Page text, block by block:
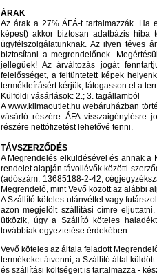
ÁRAK
Az árak a 27% ÁFÁ-t tartalmazzák. Ha
képest) akkor biztosan adatbázis
ügyfélszolgálatunknak. Az ilyen téves
biztosítani a megrendelőnek.
jellegűek! Az árváltozás jogát
felelősséget, a feltüntetett képek
termékleírásért kérjük, látogasson el a
Külföldi vásárlások: 2.; 3. tagállamból
A www.klimaoutlet.hu webáruházban
vásárló részére ÁFA visszaigénylésre
részére nettófizetést lehetővé tenni.
TÁVSZERZŐDÉS
A Megrendelés elküldésével és annak a
rendelet alapján távollévők közötti
(adószám: 13685188-2-42;
Megrendelő, mint Vevő között az alábbi
A Szállító köteles utánvéttel vagy
azon megjelölt szállítási címre
ütközik, úgy a Szállító köteles
továbbiak egyeztetése érdekében.
Vevő köteles az általa feladott
termékeket átvenni, a Szállító által
és szállítási költségeit is tartalmazza -